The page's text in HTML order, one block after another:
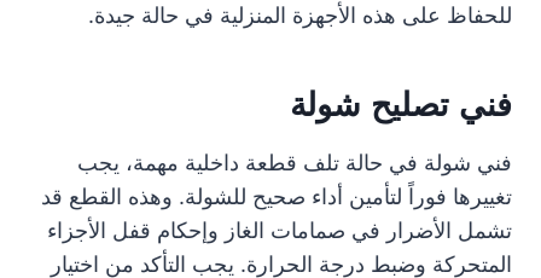
للحفاظ على هذه الأجهزة المنزلية في حالة جيدة.
فني تصليح شولة
فني شولة في حالة تلف قطعة داخلية مهمة، يجب
تغييرها فوراً لتأمين أداء صحيح للشولة. وهذه القطع قد
تشمل الأضرار في صمامات الغاز وإحكام قفل الأجزاء
المتحركة وضبط درجة الحرارة. يجب التأكد من اختيار